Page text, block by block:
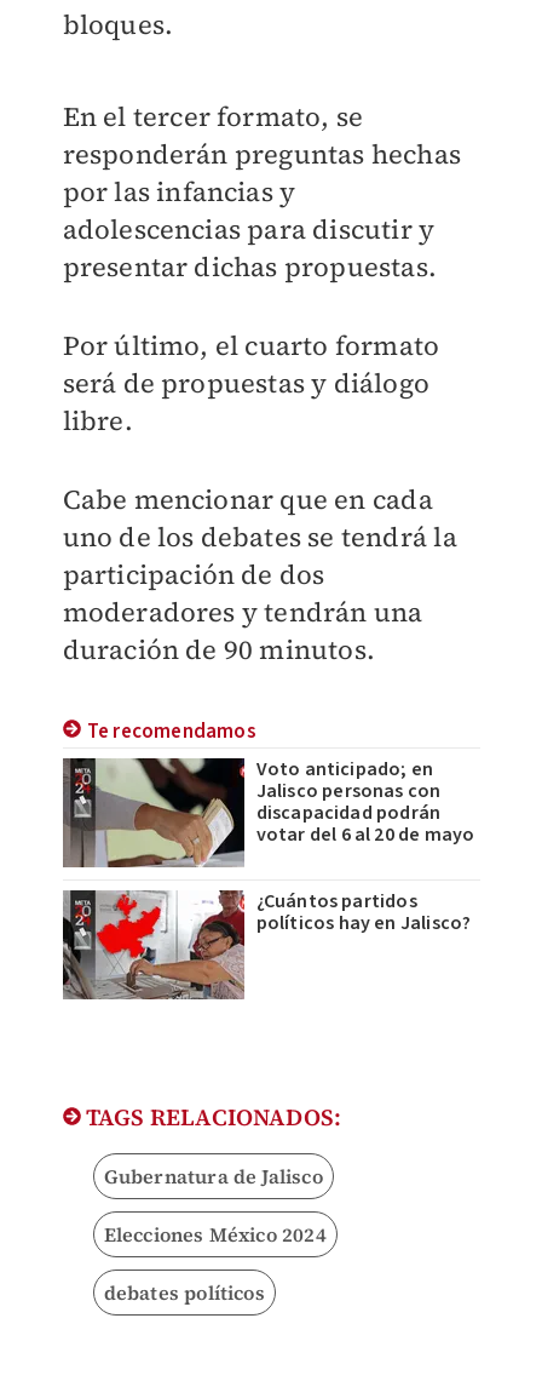
bloques.
En el tercer formato, se
responderán preguntas hechas
por las infancias y
adolescencias para discutir y
presentar dichas propuestas.
Por último, el cuarto formato
será de propuestas y diálogo
libre.
Cabe mencionar que en cada
uno de los debates se tendrá la
participación de dos
moderadores y tendrán una
duración de 90 minutos.
Te recomendamos
Voto anticipado; en
Jalisco personas con
discapacidad podrán
votar del 6 al 20 de mayo
¿Cuántos partidos
políticos hay en Jalisco?
TAGS RELACIONADOS:
Gubernatura de Jalisco
Elecciones México 2024
debates políticos